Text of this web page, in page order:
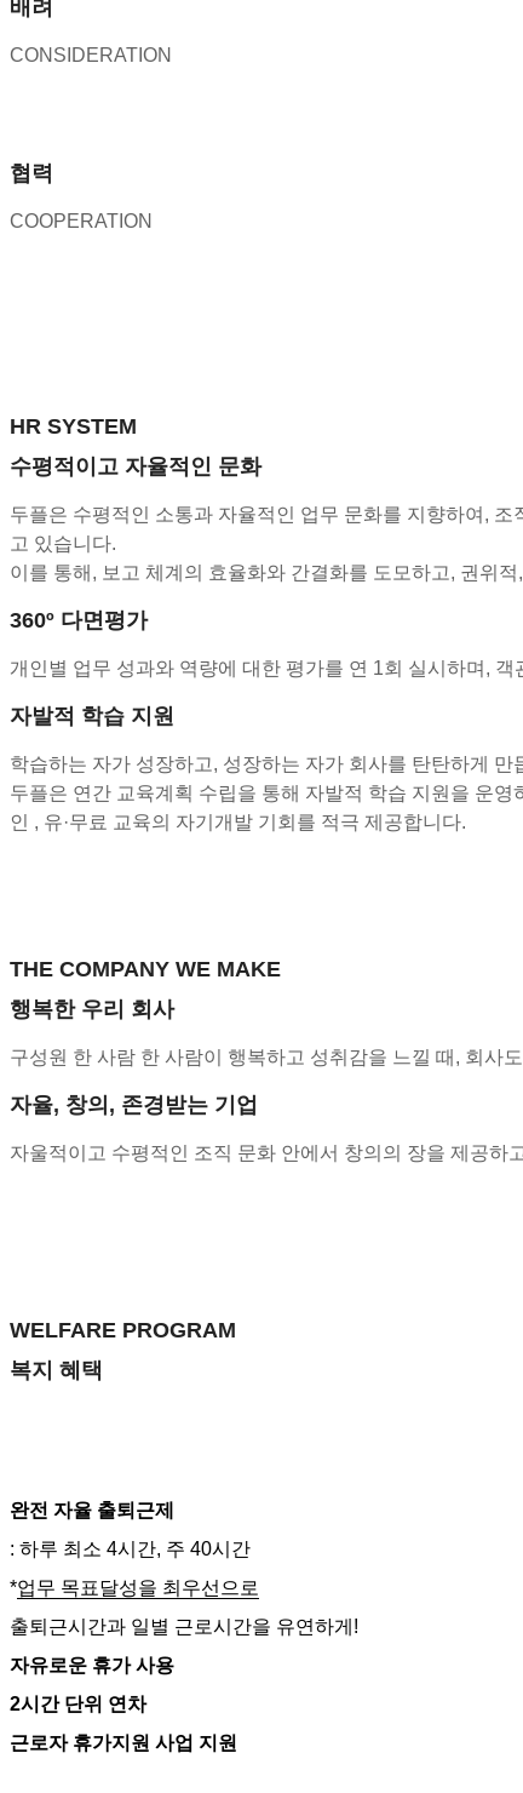
배려
CONSIDERATION
협력
COOPERATION
HR SYSTEM
수평적이고 자율적인 문화
두플은 수평적인 소통과 자율적인 업무 문화를 지향하여,
고 있습니다.
이를 통해, 보고 체계의 효율화와 간결화를 도모하고, 권위
360º 다면평가
개인별 업무 성과와 역량에 대한 평가를 연 1회 실시하며,
자발적 학습 지원
학습하는 자가 성장하고, 성장하는 자가 회사를 탄탄하게 만
두플은 연간 교육계획 수립을 통해 자발적 학습 지원을 운
인 , 유·무료 교육의 자기개발 기회를 적극 제공합니다.
THE COMPANY WE MAKE
행복한 우리 회사
구성원 한 사람 한 사람이 행복하고 성취감을 느낄 때, 회사
자율, 창의, 존경받는 기업
자울적이고 수평적인 조직 문화 안에서 창의의 장을 제공
WELFARE PROGRAM
복지 혜택
완전 자율 출퇴근제
: 하루 최소 4시간, 주 40시간
*업무 목표달성을 최우선으로
출퇴근시간과 일별 근로시간을 유연하게!
자유로운 휴가 사용
2시간 단위 연차
근로자 휴가지원 사업 지원